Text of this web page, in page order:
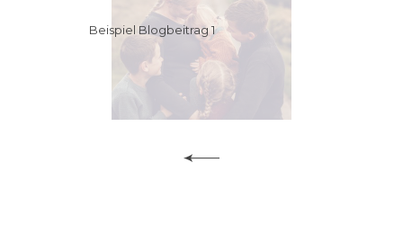
Beispiel Blogbeitrag 1